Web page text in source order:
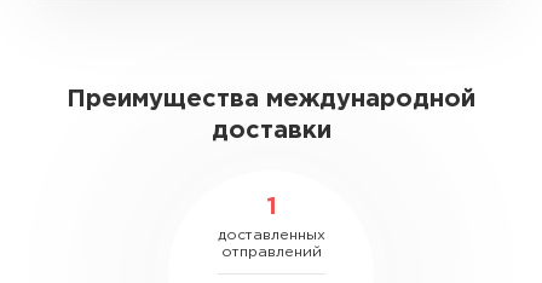
Преимущества международной
доставки
1
доставленных
отправлений